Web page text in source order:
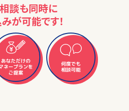
談も同時に
が可能です！
あなただけの
ネープランを
ご提案
何度でも
相談可能